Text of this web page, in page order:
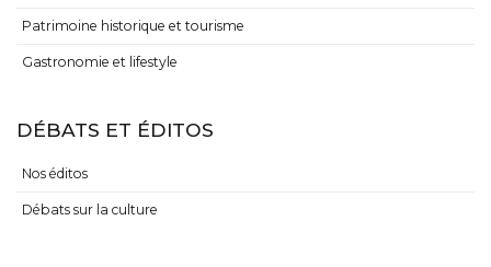
Patrimoine historique et tourisme
Gastronomie et lifestyle
DÉBATS ET ÉDITOS
Nos éditos
Débats sur la culture